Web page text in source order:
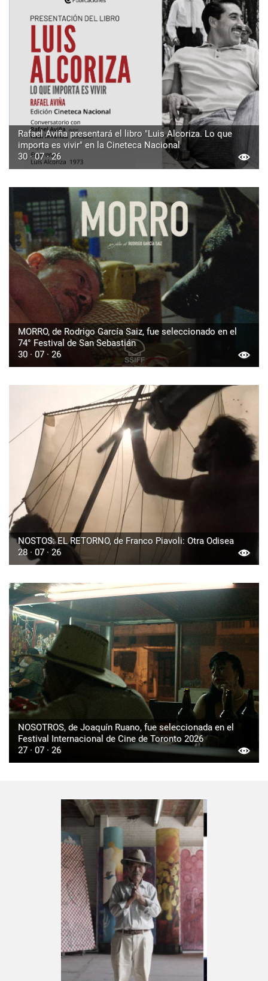
Rafael Aviña presentará el libro "Luis Alcoriza. Lo que
importa es vivir" en la Cineteca Nacional
30 · 07 · 26
MORRO, de Rodrigo García Saiz, fue seleccionado en el
74° Festival de San Sebastián
30 · 07 · 26
NOSTOS: EL RETORNO, de Franco Piavoli: Otra Odisea
28 · 07 · 26
NOSOTROS, de Joaquín Ruano, fue seleccionada en el
Festival Internacional de Cine de Toronto 2026
27 · 07 · 26